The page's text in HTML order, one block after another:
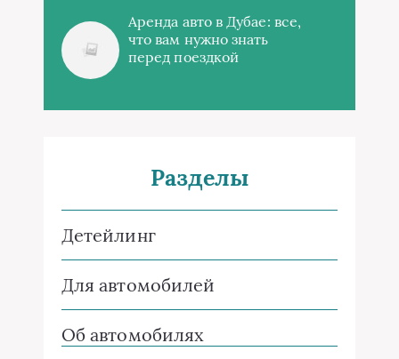
Аренда авто в Дубае: все,
что вам нужно знать
перед поездкой
Разделы
Детейлинг
Для автомобилей
Об автомобилях